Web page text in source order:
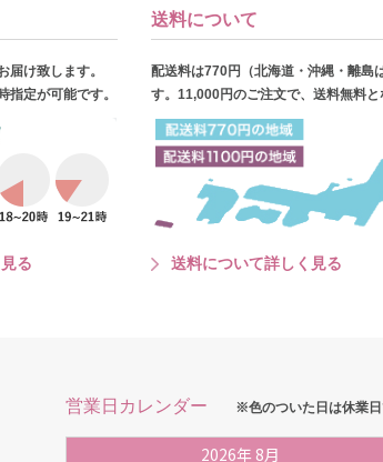
届け致します。
指定が可能です。
る
送料について
配送料は770円（北海道・沖縄・離島
す。11,000円のご注文で、送料無料と
送料について詳しく見る
営業日カレンダー ※色のついた日は休業日
2026年 8月